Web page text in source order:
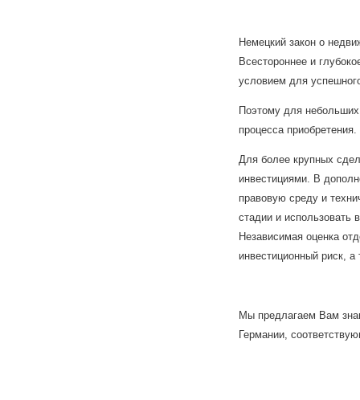
Немецкий закон о
Всестороннее и
условием для
Поэтому для небольших
процесса приобретения.
Для более крупных
инвестициями. В
правовую среду и
стадии и
Независимая оценка
инвестиционный риск,
Мы предлагаем Вам
Германии,